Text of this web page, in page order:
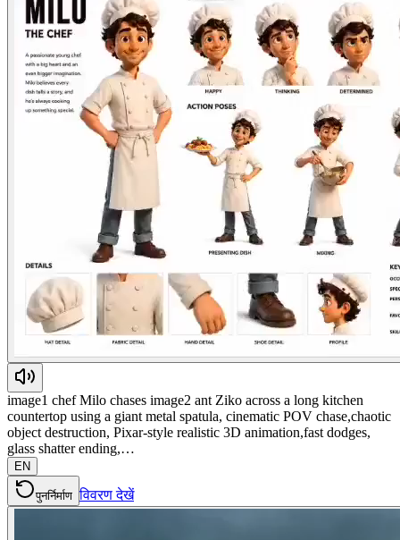
image1 chef Milo chases image2 ant Ziko across a long kitchen
countertop using a giant metal spatula, cinematic POV chase,chaotic
object destruction, Pixar-style realistic 3D animation,fast dodges,
glass shatter ending,…
EN
पुनर्निर्माण विवरण देखें